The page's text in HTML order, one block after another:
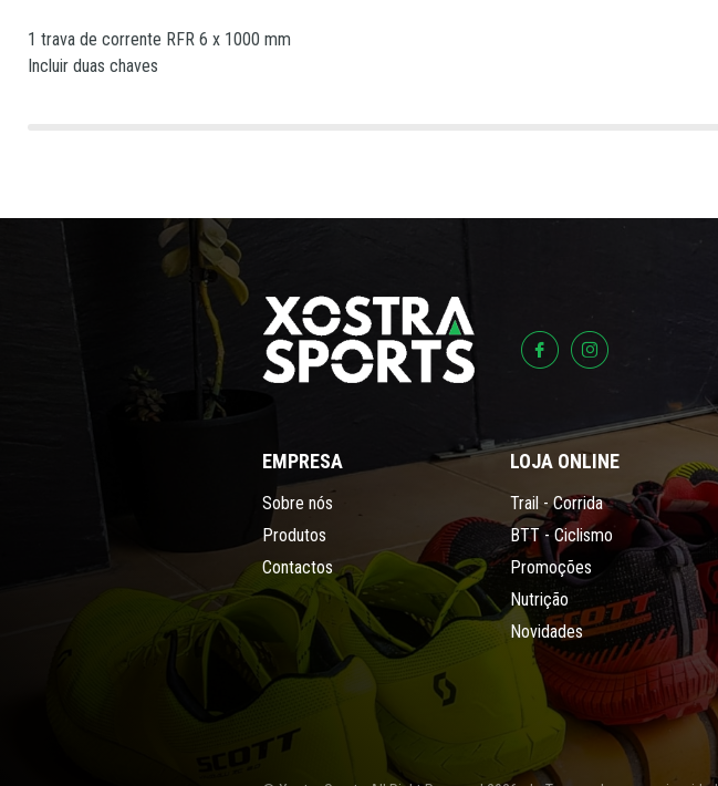
1 trava de corrente RFR 6 x 1000 mm
Incluir duas chaves
EMPRESA
Sobre nós
Produtos
Contactos
LOJA ONLINE
Trail - Corrida
BTT - Ciclismo
Promoções
Nutrição
Novidades